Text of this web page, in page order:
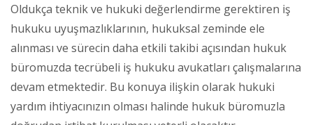
Oldukça teknik ve hukuki değerlendirme gerektiren iş
hukuku uyuşmazlıklarının, hukuksal zeminde ele
alınması ve sürecin daha etkili takibi açısından hukuk
büromuzda tecrübeli iş hukuku avukatları çalışmalarına
devam etmektedir. Bu konuya ilişkin olarak hukuki
yardım ihtiyacınızın olması halinde hukuk büromuzla